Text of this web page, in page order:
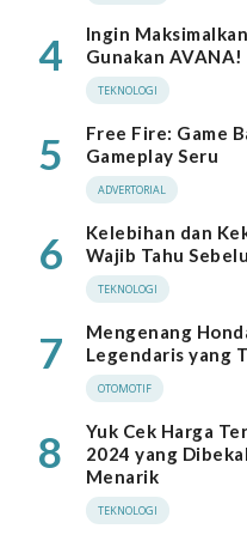
4
Ingin
Gunakan AVANA!
TEKNOLOGI
5
Free Fire: Game
Gameplay Seru
ADVERTORIAL
6
Kelebihan dan
Wajib Tahu
TEKNOLOGI
7
Mengenang
Legendaris yang
OTOMOTIF
8
Yuk Cek Harga
2024 yang
Menarik
TEKNOLOGI